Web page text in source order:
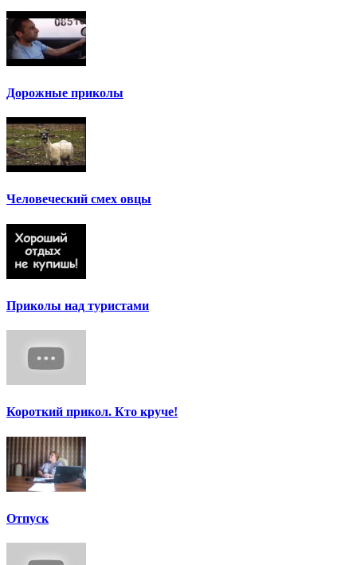
Дорожные приколы
Человеческий смех овцы
Приколы над туристами
Короткий прикол. Кто круче!
Отпуск